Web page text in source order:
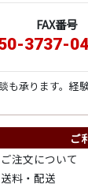
FAX番号
3737-
も承ります。経
ご
ご注文について
送料・配送